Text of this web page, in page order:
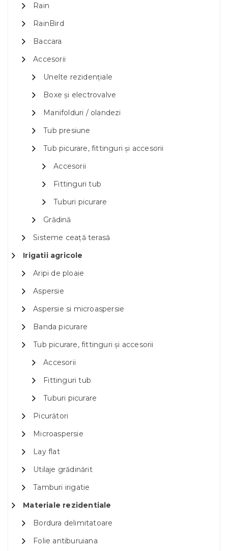
Rain
RainBird
Baccara
Accesorii
Unelte rezidențiale
Boxe și electrovalve
Manifolduri / olandezi
Tub presiune
Tub picurare, fittinguri și accesorii
Accesorii
Fittinguri tub
Tuburi picurare
Grădină
Sisteme ceață terasă
Irigatii agricole
Aripi de ploaie
Aspersie
Aspersie si microaspersie
Banda picurare
Tub picurare, fittinguri și accesorii
Accesorii
Fittinguri tub
Tuburi picurare
Picurători
Microaspersie
Lay flat
Utilaje grădinărit
Tamburi irigatie
Materiale rezidentiale
Bordura delimitatoare
Folie antiburuiana